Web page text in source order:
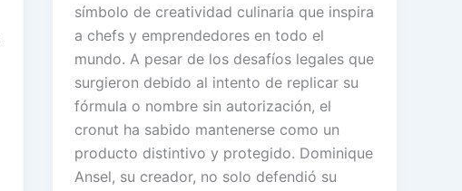
símbolo de creatividad culinaria que inspira
a chefs y emprendedores en todo el
mundo. A pesar de los desafíos legales que
surgieron debido al intento de replicar su
fórmula o nombre sin autorización, el
cronut ha sabido mantenerse como un
producto distintivo y protegido. Dominique
Ansel, su creador, no solo defendió su